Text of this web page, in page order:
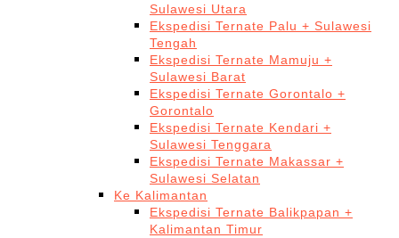
Sulawesi Utara
Ekspedisi Ternate Palu + Sulawesi
Tengah
Ekspedisi Ternate Mamuju +
Sulawesi Barat
Ekspedisi Ternate Gorontalo +
Gorontalo
Ekspedisi Ternate Kendari +
Sulawesi Tenggara
Ekspedisi Ternate Makassar +
Sulawesi Selatan
Ke Kalimantan
Ekspedisi Ternate Balikpapan +
Kalimantan Timur